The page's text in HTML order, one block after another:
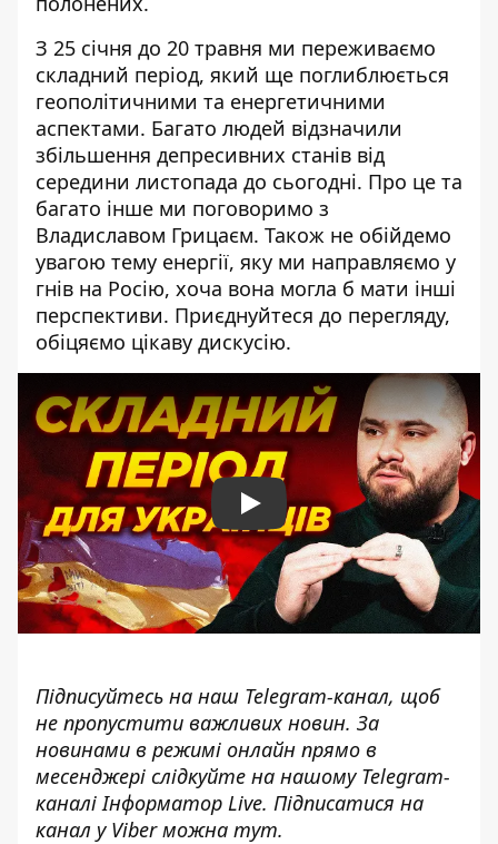
З 25 січня до 20 травня ми переживаємо
складний період, який ще поглиблюється
геополітичними та енергетичними
аспектами. Багато людей відзначили
збільшення депресивних станів від
середини листопада до сьогодні. Про це та
багато інше ми поговоримо з
Владиславом Грицаєм. Також не обійдемо
увагою тему енергії, яку ми направляємо у
гнів на Росію, хоча вона могла б мати інші
перспективи. Приєднуйтеся до перегляду,
обіцяємо цікаву дискусію.
Play
Підписуйтесь на наш Telegram-канал, щоб
не пропустити важливих новин. За
новинами в режимі онлайн прямо в
месенджері слідкуйте на нашому Telegram-
каналіІнформатор Live. Підписатися на
канал у Viber можна тут.